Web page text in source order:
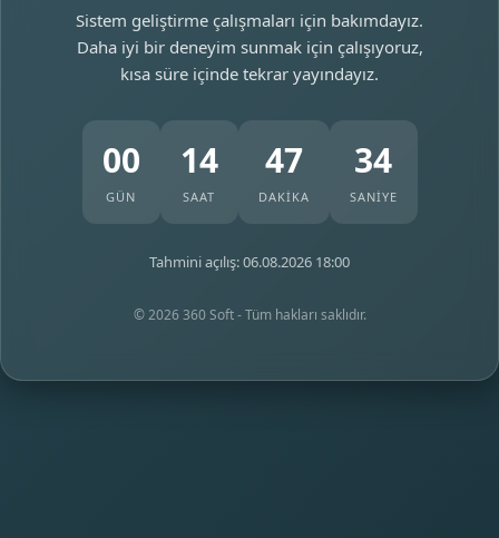
Sistem geliştirme çalışmaları için bakımdayız.
Daha iyi bir deneyim sunmak için çalışıyoruz,
kısa süre içinde tekrar yayındayız.
00
GÜN
14
SAAT
47
DAKİKA
34
SANİYE
Tahmini açılış: 06.08.2026 18:00
© 2026 360 Soft - Tüm hakları saklıdır.